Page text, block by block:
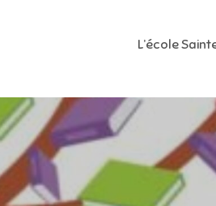
L’école